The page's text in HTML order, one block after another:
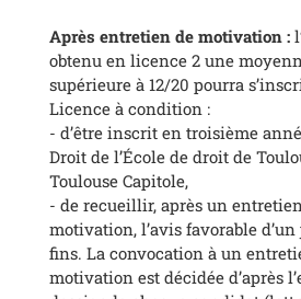
Après entretien de motivation :
obtenu en licence 2 une
supérieure à 12/20 pourra
Licence à condition :
- d’être inscrit en troisième
Droit de l’École de droit de
Toulouse Capitole,
- de recueillir, après un
motivation, l’avis favorable
fins. La convocation à un
motivation est décidée d’après